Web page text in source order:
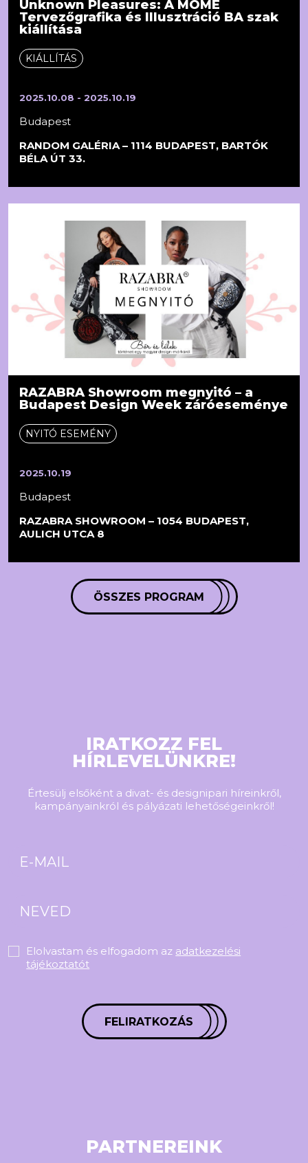
Unknown Pleasures: A MOME
Tervezőgrafika és Illusztráció BA szak
kiállítása
KIÁLLÍTÁS
2025.10.08 - 2025.10.19
Budapest
RANDOM GALÉRIA – 1114 BUDAPEST, BARTÓK
BÉLA ÚT 33.
RAZABRA Showroom megnyitó – a
Budapest Design Week záróeseménye
NYITÓ ESEMÉNY
2025.10.19
Budapest
RAZABRA SHOWROOM – 1054 BUDAPEST,
AULICH UTCA 8
ÖSSZES PROGRAM
IRATKOZZ FEL
HÍRLEVELÜNKRE!
Értesülj elsőként a divat- és designipari híreinkről,
kampányainkról és pályázati lehetőségeinkről!
Elolvastam és elfogadom az adatkezelési
tájékoztatót
FELIRATKOZÁS
PARTNEREINK